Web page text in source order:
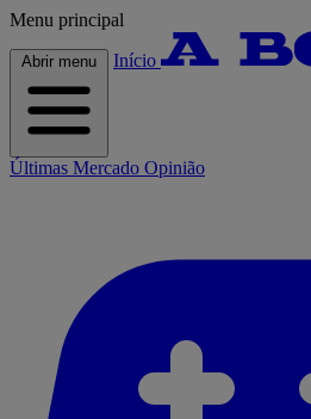
Menu principal
Abrir menu Início
Últimas Mercado Opinião